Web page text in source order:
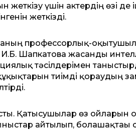
жеткізу үшін актердің өзі де
жеткізді.
профессорлық-
Шапкатова жасанды
тәсілдерімен
тиімді қорғаудың
Қатысушылар өз ойларын
айтылып, болашақтағы